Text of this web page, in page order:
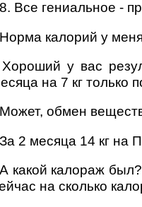
Все гениальное -
калорий у
у вас
на 7 кг только
обмен
2 месяца 14 кг на
какой калораж
на сколько